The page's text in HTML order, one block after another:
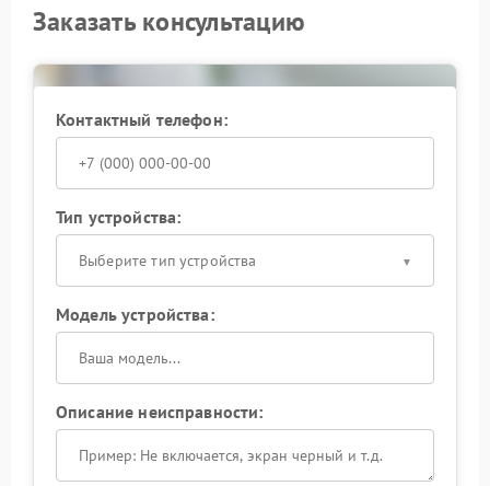
Заказать консультацию
Контактный телефон:
Тип устройства:
Выберите тип устройства
Модель устройства:
Описание неисправности: